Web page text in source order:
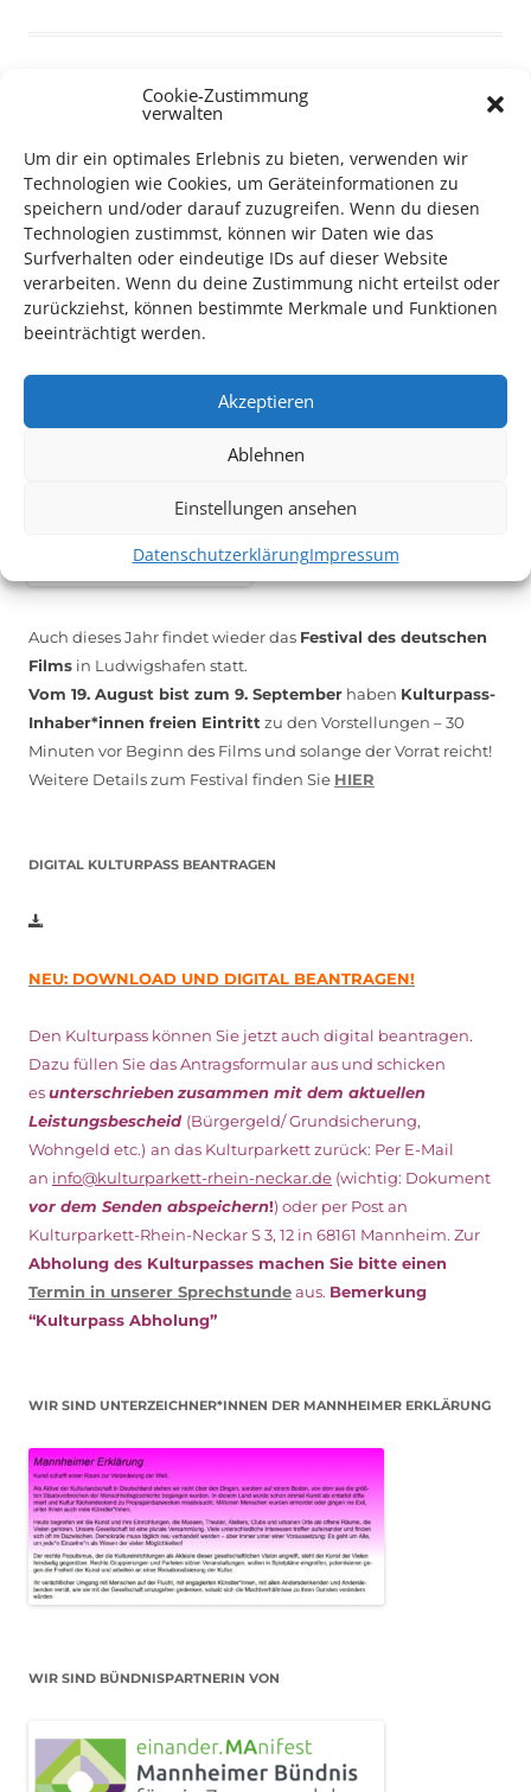
Cookie-Zustimmung
verwalten
Um dir ein optimales Erlebnis zu bieten, verwenden wir
Technologien wie Cookies, um Geräteinformationen zu
speichern und/oder darauf zuzugreifen. Wenn du diesen
Technologien zustimmst, können wir Daten wie das
Surfverhalten oder eindeutige IDs auf dieser Website
verarbeiten. Wenn du deine Zustimmung nicht erteilst oder
zurückziehst, können bestimmte Merkmale und Funktionen
beeinträchtigt werden.
Akzeptieren
Ablehnen
Einstellungen ansehen
DatenschutzerklärungImpressum
Das Kulturparkett freut sich stets überehrenamtliche
Mithilfe im Bereich Technik
. Sie haben Interesse? Dann
melden Sie sich unter
info@kulturparkett-rhein-neckar.de
*KULTURTIPP SOMMERPAUSE: FESTIVAL DES DEUTSCHEN FILMS*
Auch dieses Jahr findet wieder das Festival des deutschen
Films in Ludwigshafen statt.
Vom 19. August bist zum 9. September haben Kulturpass-
Inhaber*innen freien Eintritt zu den Vorstellungen – 30
Minuten vor Beginn des Films und solange der Vorrat reicht!
Weitere Details zum Festival finden Sie HIER
DIGITAL KULTURPASS BEANTRAGEN
NEU: DOWNLOAD UND DIGITAL BEANTRAGEN!
Den Kulturpass können Sie jetzt auch digital beantragen.
Dazu füllen Sie das Antragsformular aus und schicken
esunterschriebenzusammen mit dem aktuellen
Leistungsbescheid (Bürgergeld/ Grundsicherung,
Wohngeld etc.) an das Kulturparkett zurück: Per E-Mail
an info@kulturparkett-rhein-neckar.de (wichtig: Dokument
vor dem Senden abspeichern!) oder per Post an
Kulturparkett-Rhein-Neckar S 3, 12 in 68161 Mannheim. Zur
Abholung des Kulturpasses machen Sie bitte einen
Termin in unserer Sprechstundeaus. Bemerkung
“Kulturpass Abholung”
WIR SIND UNTERZEICHNER*INNEN DER MANNHEIMER ERKLÄRUNG
WIR SIND BÜNDNISPARTNERIN VON